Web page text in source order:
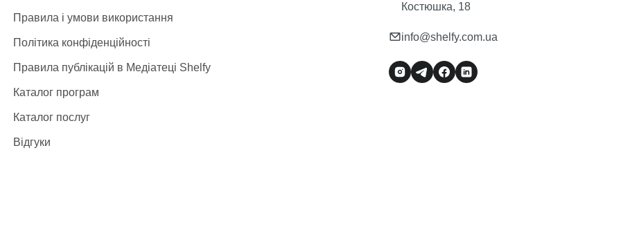
Правила і умови використання
Політика конфіденційності
Правила публікацій в Медіатеці Shelfy
Каталог програм
Каталог послуг
Відгуки
Костюшка, 18
info@shelfy.com.ua